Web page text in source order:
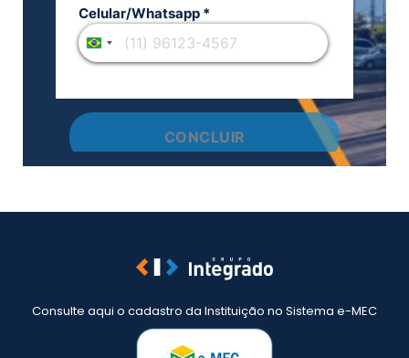
Consulte aqui o cadastro da Instituição no Sistema e-MEC